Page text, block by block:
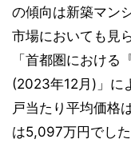
の傾向は新築マン
市場においても見
「首都圏における
(2023年12月)」に
戸当たり平均価格
は5,097万円でした